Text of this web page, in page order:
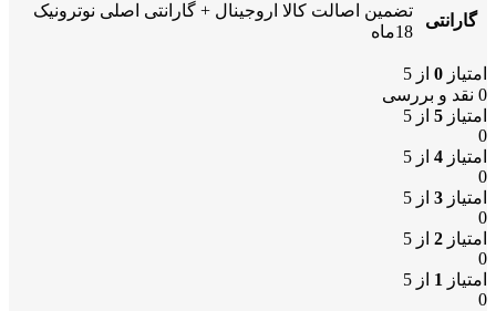
گارانتی
تضمین اصالت کالا اروجینال + گارانتی اصلی نوترونیک
18ماه
امتیاز 0 از 5
0 نقد و بررسی
امتیاز 5 از 5
0
امتیاز 4 از 5
0
امتیاز 3 از 5
0
امتیاز 2 از 5
0
امتیاز 1 از 5
0